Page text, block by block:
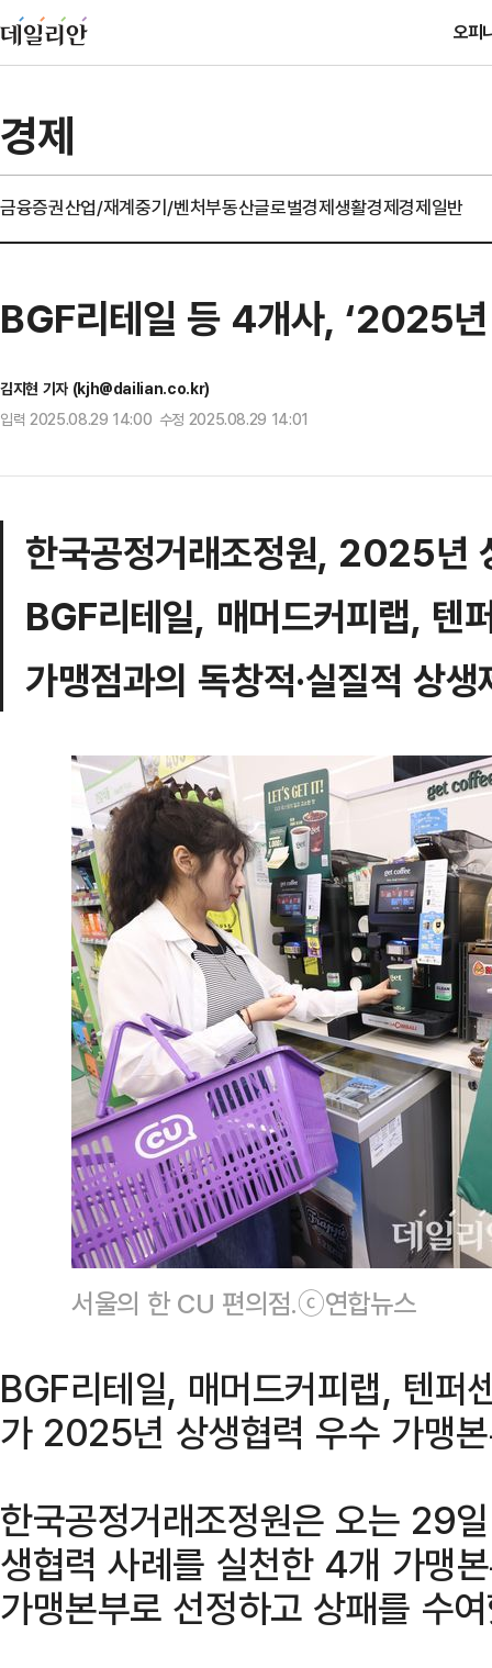
오피
경제
금융증권산업/재계중기/벤처부동산글로벌경제생활경제경제일반
BGF리테일 등 4개사, ‘2025년
김지현 기자 (kjh@dailian.co.kr)
입력 2025.08.29 14:00 수정 2025.08.29 14:01
한국공정거래조정원, 2025년
BGF리테일, 매머드커피랩, 텐
가맹점과의 독창적·실질적 상
서울의 한 CU 편의점.ⓒ연합뉴스
BGF리테일, 매머드커피랩, 텐퍼
가 2025년 상생협력 우수 가맹
한국공정거래조정원은 오는 29
생협력 사례를 실천한 4개 가맹
가맹본부로 선정하고 상패를 수